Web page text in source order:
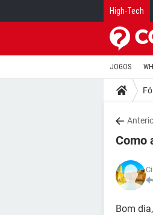
High-Tech
JOGOS
Como
Bom dia,